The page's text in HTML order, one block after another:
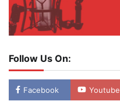
Follow Us On:
Facebook Youtube